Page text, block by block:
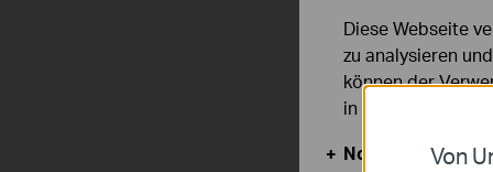
Von
Diese Webseite
zu analysieren
können der
in unseren
Notwendige